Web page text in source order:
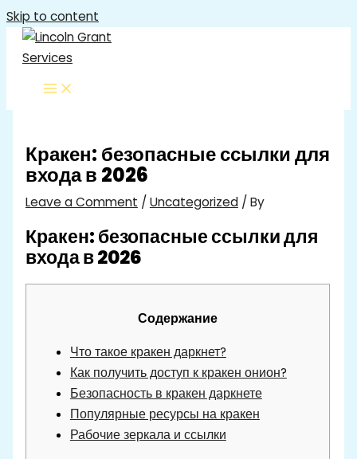
Skip to content
Кракен: безопасные ссылки для
входа в 2026
Leave a Comment / Uncategorized/ By
Кракен: безопасные ссылки для
входа в 2026
Содержание
Что такое кракен даркнет?
Как получить доступ к кракен онион?
Безопасность в кракен даркнете
Популярные ресурсы на кракен
Рабочие зеркала и ссылки